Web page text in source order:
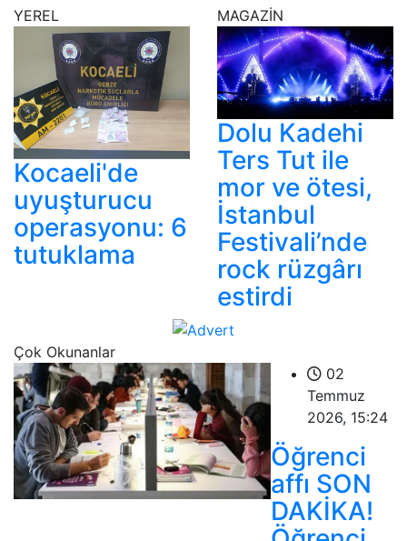
YEREL
Kocaeli'de
uyuşturucu
operasyonu: 6
tutuklama
MAGAZİN
Dolu Kadehi
Ters Tut ile
mor ve ötesi,
İstanbul
Festivali’nde
rock rüzgârı
estirdi
Çok Okunanlar
02
Temmuz
2026, 15:24
Öğrenci
affı SON
DAKİKA!